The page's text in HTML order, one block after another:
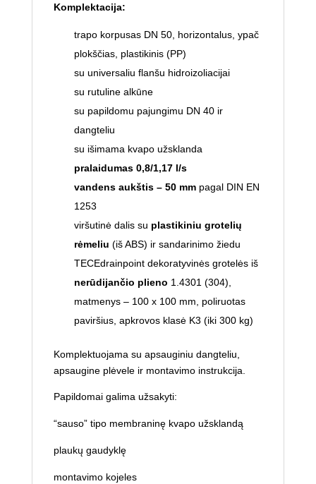
Komplektacija:
trapo korpusas DN 50, horizontalus, ypač
plokščias, plastikinis (PP)
su universaliu flanšu hidroizoliacijai
su rutuline alkūne
su papildomu pajungimu DN 40 ir
dangteliu
su išimama kvapo užsklanda
pralaidumas 0,8/1,17 l/s
vandens aukštis – 50 mmpagal DIN EN
1253
viršutinė dalis su plastikiniu grotelių
rėmeliu (iš ABS) ir sandarinimo žiedu
TECEdrainpoint dekoratyvinės grotelės iš
nerūdijančio plieno 1.4301 (304),
matmenys – 100 x 100 mm, poliruotas
paviršius, apkrovos klasė K3 (iki 300 kg)
Komplektuojama su apsauginiu dangteliu,
apsaugine plėvele ir montavimo instrukcija.
Papildomai galima užsakyti:
“sauso” tipo membraninę kvapo užsklandą
plaukų gaudyklę
montavimo kojeles